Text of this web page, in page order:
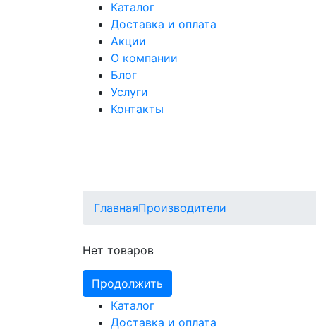
Каталог
Доставка и оплата
Акции
О компании
Блог
Услуги
Контакты
ГлавнаяПроизводители
Нет товаров
Продолжить
Каталог
Доставка и оплата